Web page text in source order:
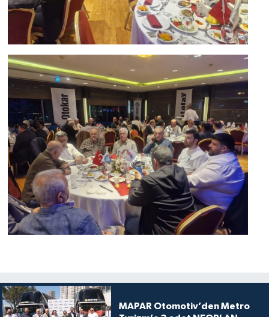
MAPAR Otomotiv’den Metro